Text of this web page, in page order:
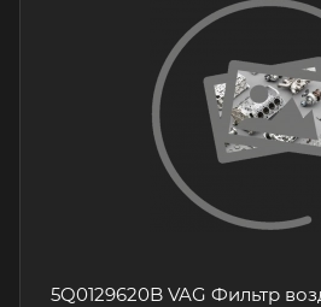
5Q0129620B VAG Фильтр